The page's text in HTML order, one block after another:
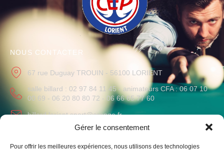
Gérer le consentement
Pour offrir les meilleures expériences, nous utilisons des technologies
NOUS CONTACTER
67 rue Duguay TROUIN - 56100 LORIENT
salle billard : 02 97 84 11 45 - animateurs CFA : 06 07 10
00 69 - 06 20 80 80 72 - 06 66 65 77 60
billard.lorient.sport@orange.fr